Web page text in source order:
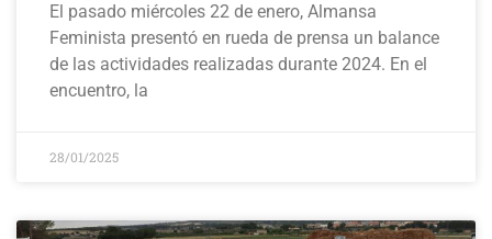
El pasado miércoles 22 de enero, Almansa
Feminista presentó en rueda de prensa un balance
de las actividades realizadas durante 2024. En el
encuentro, la
28/01/2025